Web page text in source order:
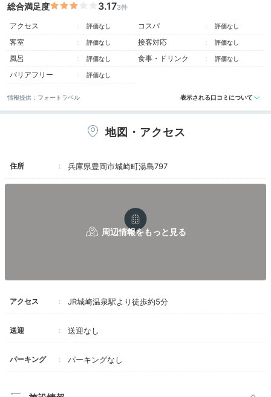
備えたモダンな和洋室タイプで、縁起の良い「紅白蝶結
び」など全室異なるインテリアも魅力的です。窓から大
溪川と柳並木が見えるお部屋もあり、城崎の風情を満喫
できますよ。
its_me_anlina
「ひなび」に滞在。清潔で綺麗なのが良かったです♪
一通り揃っていて、ドライヤーはダイソンでした。
総合満足度 3.173件
アクセス 評価なし コスパ 評価なし
客室 評価なし 接客対応 評価なし
風呂 評価なし 食事・ドリンク 評価なし
バリアフリー 評価なし
情報提供：フォートラベル 表示される口コミについて
地図・アクセス
住所 兵庫県豊岡市城崎町湯島797
アクセス JR城崎温泉駅より徒歩約5分
送迎 送迎なし
パーキング パーキングなし